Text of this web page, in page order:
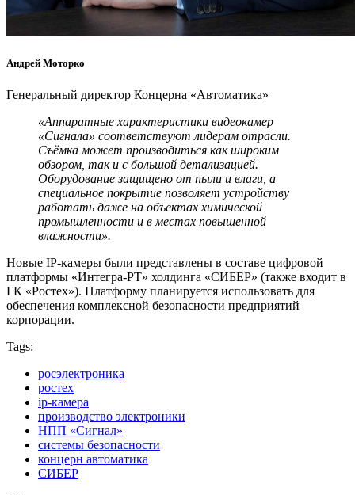
Андрей Моторко
Генеральный директор Концерна «Автоматика»
«Аппаратные характеристики видеокамер
«Сигнала» соответствуют лидерам отрасли.
Съёмка может производиться как широким
обзором, так и с большой детализацией.
Оборудование защищено от пыли и влаги, а
специальное покрытие позволяет устройству
работать даже на объектах химической
промышленности и в местах повышенной
влажности».
Новые IP-камеры были представлены в составе цифровой
платформы «Интегра-РТ» холдинга «СИБЕР» (также входит в
ГК «Ростех»). Платформу планируется использовать для
обеспечения комплексной безопасности предприятий
корпорации.
Tags:
росэлектроника
ростех
ip-камера
производство электроники
НПП «Сигнал»
системы безопасности
концерн автоматика
СИБЕР